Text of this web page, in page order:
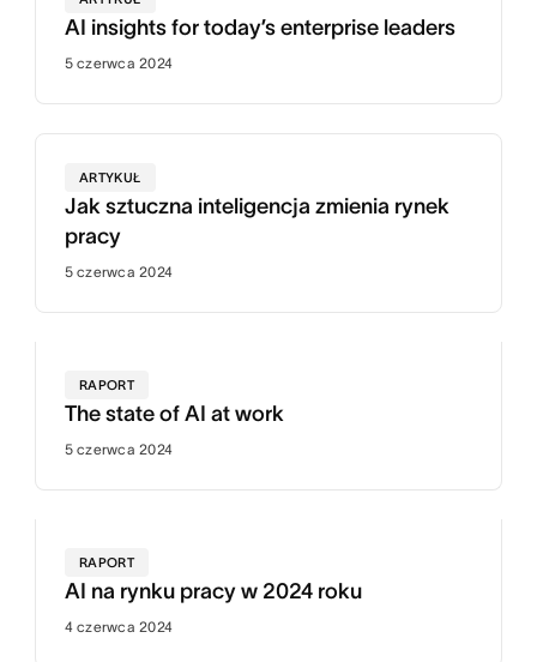
AI insights for today’s enterprise leaders
5 czerwca 2024
ARTYKUŁ
Jak sztuczna inteligencja zmienia rynek
pracy
5 czerwca 2024
RAPORT
The state of AI at work
5 czerwca 2024
RAPORT
AI na rynku pracy w 2024 roku
4 czerwca 2024